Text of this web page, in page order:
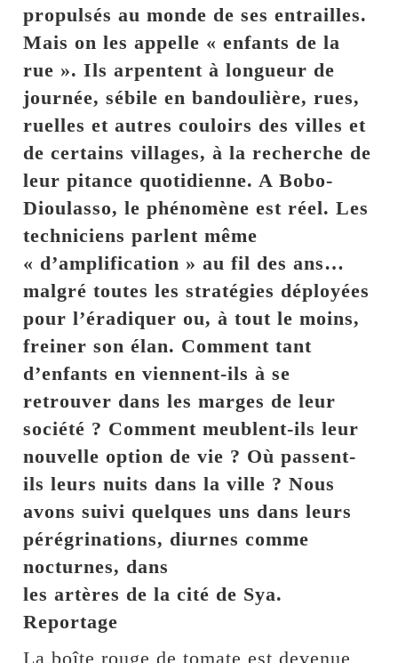
propulsés au monde de ses entrailles.
Mais on les appelle « enfants de la
rue ». Ils arpentent à longueur de
journée, sébile en bandoulière, rues,
ruelles et autres couloirs des villes et
de certains villages, à la recherche de
leur pitance quotidienne. A Bobo-
Dioulasso, le phénomène est réel. Les
techniciens parlent même
« d’amplification » au fil des ans…
malgré toutes les stratégies déployées
pour l’éradiquer ou, à tout le moins,
freiner son élan. Comment tant
d’enfants en viennent-ils à se
retrouver dans les marges de leur
société ? Comment meublent-ils leur
nouvelle option de vie ? Où passent-
ils leurs nuits dans la ville ? Nous
avons suivi quelques uns dans leurs
pérégrinations, diurnes comme
nocturnes, dans
les artères de la cité de Sya.
Reportage
La boîte rouge de tomate est devenue